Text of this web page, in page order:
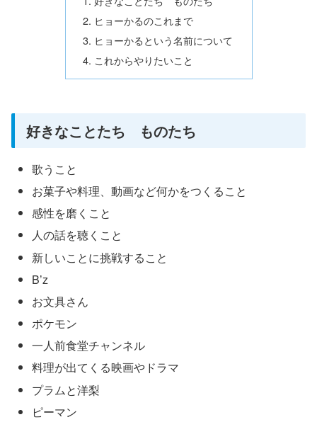
ヒョーかるのこれまで
ヒョーかるという名前について
これからやりたいこと
好きなことたち ものたち
歌うこと
お菓子や料理、動画など何かをつくること
感性を磨くこと
人の話を聴くこと
新しいことに挑戦すること
B’z
お文具さん
ポケモン
一人前食堂チャンネル
料理が出てくる映画やドラマ
プラムと洋梨
ピーマン